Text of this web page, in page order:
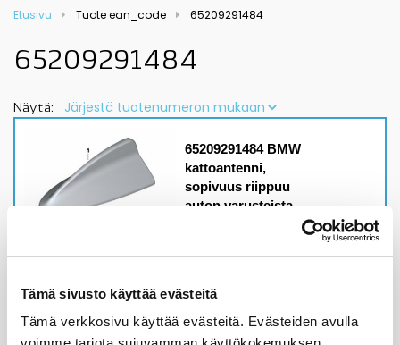
Tämä sivusto käyttää evästeitä
Tämä verkkosivu käyttää evästeitä. Evästeiden avulla
Etusivu Tuote ean_code 65209291484
65209291484
Näytä:
65209291484 BMW
kattoantenni,
sopivuus riippuu
auton varusteista,
katso sopivuus, OE
Varastossa,